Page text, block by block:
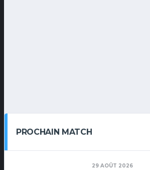
PROCHAIN MATCH
29 AOÛT 2026